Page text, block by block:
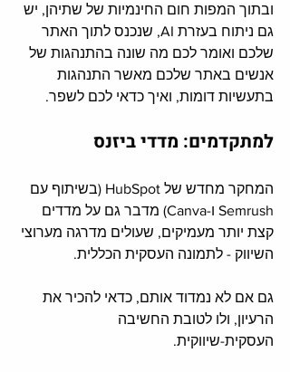
ובתוך המפות חום החינמיות של שתיהן, יש
גם ניתוח בעזרת AI, שנכנס לתוך האתר
שלכם ואומר לכם מה שונה בהתנהגות של
אנשים באתר שלכם מאשר התנהגות
בתעשיות דומות, ואיך כדאי לכם לשפר.
למתקדמים: מדדי ביזנס
המחקר מחדש של HubSpot (בשיתוף עם
Semrush ו-Canva) מדבר גם על מדדים
קצת יותר מעמיקים, שעולים מדרגה מערוצי
השיווק - לתמונה העסקית הכללית.
גם אם לא נמדוד אותם, כדאי להכיר את
הרעיון, ולו לטובת החשיבה
העסקית-שיווקית.